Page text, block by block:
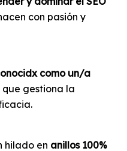
con pasión y
como un/a
que gestiona la
hilado en anillos 100%